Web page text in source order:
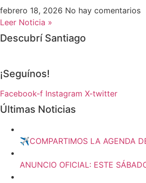
febrero 18, 2026 No hay comentarios
Leer Noticia »
Descubrí Santiago
¡Seguínos!
Facebook-f Instagram X-twitter
Últimas Noticias
✈️COMPARTIMOS LA AGENDA
ANUNCIO OFICIAL: ESTE